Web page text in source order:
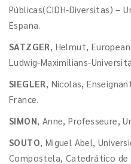
Públicas(CIDH-Diversitas) –
España.
SATZGER, Helmut,
Ludwig-Maximilians-
SIEGLER, Nicolas,
France.
SIMON, Anne, Professeure,
SOUTO, Miguel Abel,
Compostela, Catedrático de